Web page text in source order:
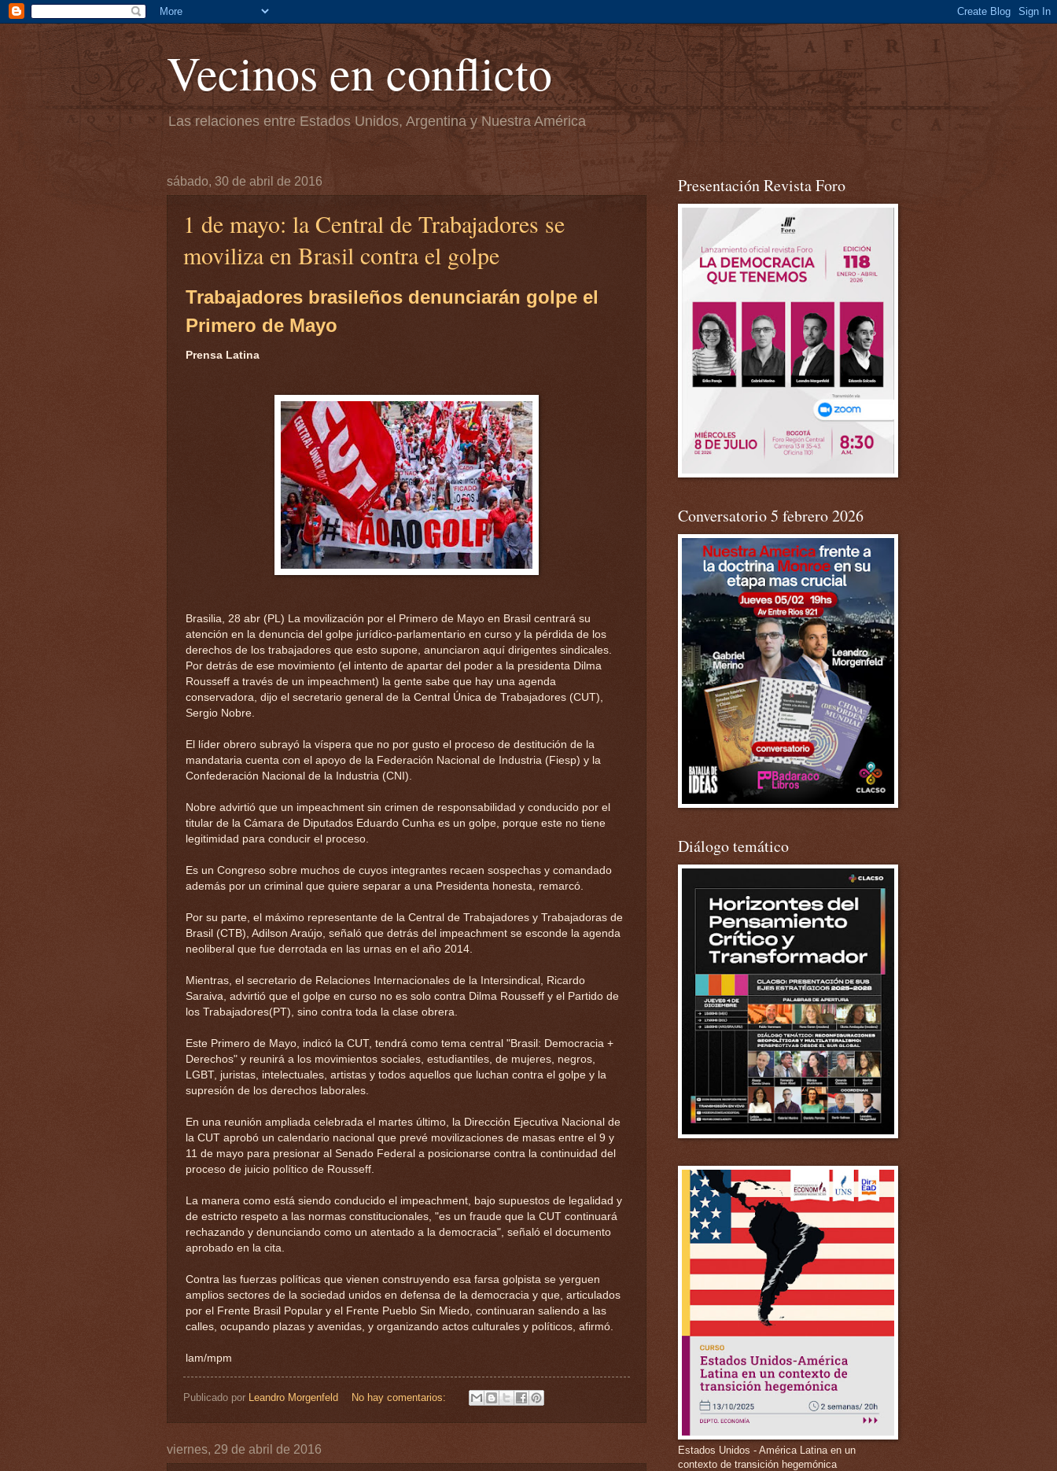
Vecinos en conflicto
Las relaciones entre Estados Unidos, Argentina y Nuestra América
sábado, 30 de abril de 2016
1 de mayo: la Central de Trabajadores se
moviliza en Brasil contra el golpe
Trabajadores brasileños denunciarán golpe el
Primero de Mayo
Prensa Latina
Brasilia, 28 abr (PL) La movilización por el Primero de Mayo en Brasil centrará su
atención en la denuncia del golpe jurídico-parlamentario en curso y la pérdida de los
derechos de los trabajadores que esto supone, anunciaron aquí dirigentes sindicales.
Por detrás de ese movimiento (el intento de apartar del poder a la presidenta Dilma
Rousseff a través de un impeachment) la gente sabe que hay una agenda
conservadora, dijo el secretario general de la Central Única de Trabajadores (CUT),
Sergio Nobre.
El líder obrero subrayó la víspera que no por gusto el proceso de destitución de la
mandataria cuenta con el apoyo de la Federación Nacional de Industria (Fiesp) y la
Confederación Nacional de la Industria (CNI).
Nobre advirtió que un impeachment sin crimen de responsabilidad y conducido por el
titular de la Cámara de Diputados Eduardo Cunha es un golpe, porque este no tiene
legitimidad para conducir el proceso.
Es un Congreso sobre muchos de cuyos integrantes recaen sospechas y comandado
además por un criminal que quiere separar a una Presidenta honesta, remarcó.
Por su parte, el máximo representante de la Central de Trabajadores y Trabajadoras de
Brasil (CTB), Adilson Araújo, señaló que detrás del impeachment se esconde la agenda
neoliberal que fue derrotada en las urnas en el año 2014.
Mientras, el secretario de Relaciones Internacionales de la Intersindical, Ricardo
Saraiva, advirtió que el golpe en curso no es solo contra Dilma Rousseff y el Partido de
los Trabajadores(PT), sino contra toda la clase obrera.
Este Primero de Mayo, indicó la CUT, tendrá como tema central "Brasil: Democracia +
Derechos" y reunirá a los movimientos sociales, estudiantiles, de mujeres, negros,
LGBT, juristas, intelectuales, artistas y todos aquellos que luchan contra el golpe y la
supresión de los derechos laborales.
En una reunión ampliada celebrada el martes último, la Dirección Ejecutiva Nacional de
la CUT aprobó un calendario nacional que prevé movilizaciones de masas entre el 9 y
11 de mayo para presionar al Senado Federal a posicionarse contra la continuidad del
proceso de juicio político de Rousseff.
La manera como está siendo conducido el impeachment, bajo supuestos de legalidad y
de estricto respeto a las normas constitucionales, "es un fraude que la CUT continuará
rechazando y denunciando como un atentado a la democracia", señaló el documento
aprobado en la cita.
Contra las fuerzas políticas que vienen construyendo esa farsa golpista se yerguen
amplios sectores de la sociedad unidos en defensa de la democracia y que, articulados
por el Frente Brasil Popular y el Frente Pueblo Sin Miedo, continuaran saliendo a las
calles, ocupando plazas y avenidas, y organizando actos culturales y políticos, afirmó.
lam/mpm
Publicado por Leandro Morgenfeld No hay comentarios:
viernes, 29 de abril de 2016
Presentación Revista Foro
Conversatorio 5 febrero 2026
Diálogo temático
Estados Unidos - América Latina en un
contexto de transición hegemónica